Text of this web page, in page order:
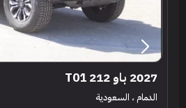
2027 باو 212 T01
الدمام ، السعودية